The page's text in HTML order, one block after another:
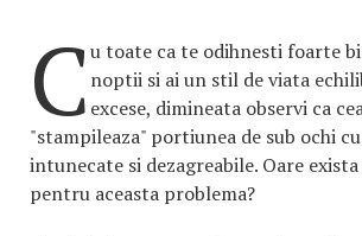
Cu toate ca te odihnesti foarte
noptii si ai un stil de viata
excese, dimineata observi ca
"stampileaza" portiunea de sub ochi
intunecate si dezagreabile. Oare
pentru aceasta problema?